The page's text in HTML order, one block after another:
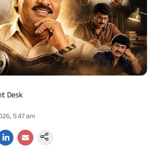
Desk
5:47 am